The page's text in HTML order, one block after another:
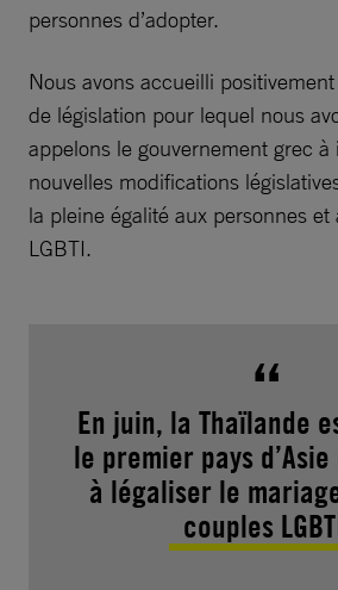
personnes d’adopter.
Nous avons accueilli
de législation pour lequel nous
appelons le gouvernement grec
nouvelles modifications
la pleine égalité aux personnes et
LGBTI.
En juin, la Thaïlande
le premier pays
à légaliser le
couples